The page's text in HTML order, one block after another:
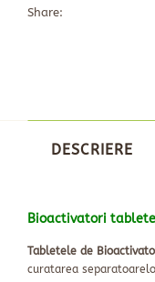
Share:
DESCRIERE
Bioactivatori
Tabletele de
curatarea